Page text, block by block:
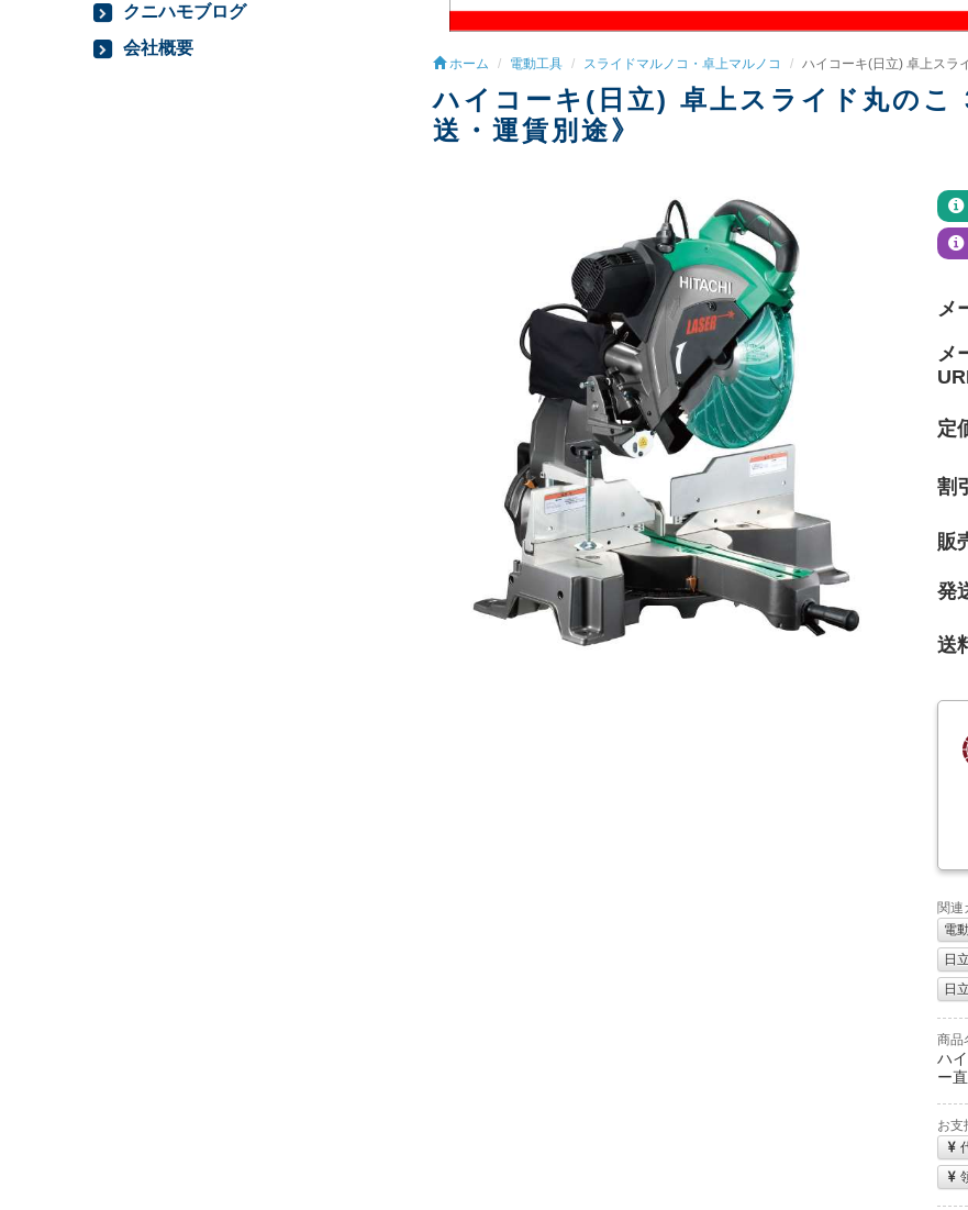
ホーム 電動工具 スライドマルノコ・卓上マルノコ ハイコーキ(日立) 卓上スラ
ハイコーキ(日立) 卓上スライド丸の
送・運賃別途》
メ
メ
定
割
販
発
送
関連
電
日
日
商品
ハ
ー
お支
クニハモブログ
会社概要